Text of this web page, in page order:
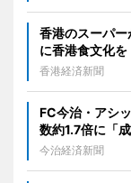
香港のスーパ
に香港食文化を
香港経済新聞
FC今治・アシ
数約1.7倍に「成
今治経済新聞